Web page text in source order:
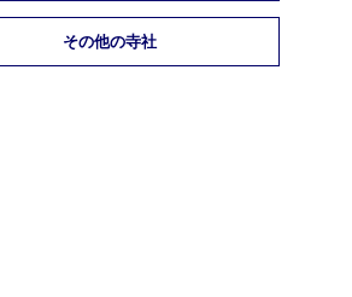
その他の寺社